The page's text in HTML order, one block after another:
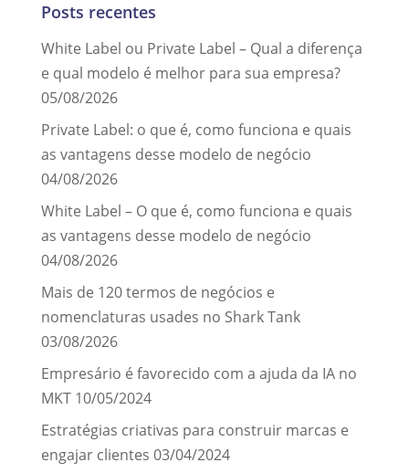
Posts recentes
White Label ou Private Label – Qual a diferença
e qual modelo é melhor para sua empresa?
05/08/2026
Private Label: o que é, como funciona e quais
as vantagens desse modelo de negócio
04/08/2026
White Label – O que é, como funciona e quais
as vantagens desse modelo de negócio
04/08/2026
Mais de 120 termos de negócios e
nomenclaturas usades no Shark Tank
03/08/2026
Empresário é favorecido com a ajuda da IA no
MKT 10/05/2024
Estratégias criativas para construir marcas e
engajar clientes 03/04/2024